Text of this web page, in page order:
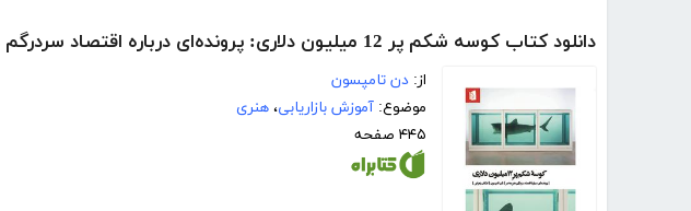
دانلود کتاب کوسه شکم پر 12 میلیون دلاری: پرونده‌ای درباره اقتصاد سردرگم هنر معاصر
از: دن تامپسون
موضوع: آموزش بازاریابی، هنری
۴۴۵ صفحه